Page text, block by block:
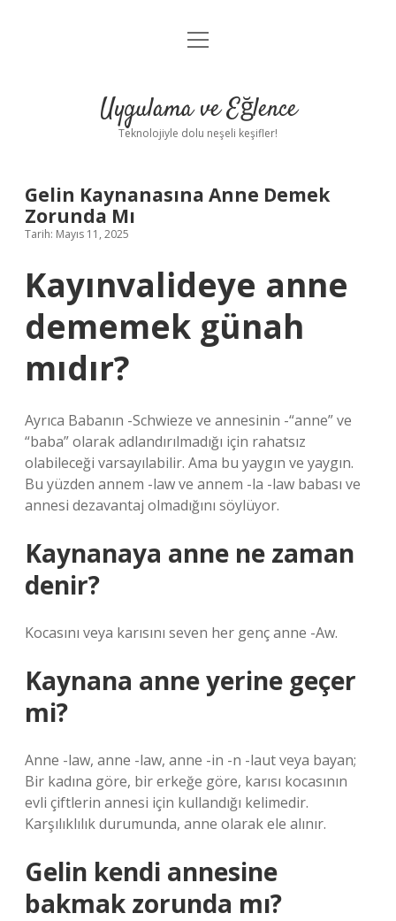
Anasayfa
Yasal Uyarı
menüyü
Uygulama ve Eğlence
Teknolojiyle dolu neşeli keşifler!
Gelin Kaynanasına Anne Demek
Zorunda Mı
Tarih: Mayıs 11, 2025
Kayınvalideye anne
dememek günah
mıdır?
Ayrıca Babanın -Schwieze ve annesinin -“anne” ve
“baba” olarak adlandırılmadığı için rahatsız
olabileceği varsayılabilir. Ama bu yaygın ve yaygın.
Bu yüzden annem -law ve annem -la -law babası ve
annesi dezavantaj olmadığını söylüyor.
Kaynanaya anne ne zaman
denir?
Kocasını veya karısını seven her genç anne -Aw.
Kaynana anne yerine geçer
mi?
Anne -law, anne -law, anne -in -n -laut veya bayan;
Bir kadına göre, bir erkeğe göre, karısı kocasının
evli çiftlerin annesi için kullandığı kelimedir.
Karşılıklılık durumunda, anne olarak ele alınır.
Gelin kendi annesine
bakmak zorunda mı?